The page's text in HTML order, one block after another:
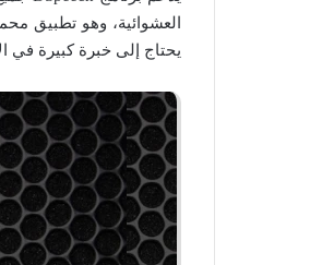
العشوائية، وهو تطبيق
يحتاج إلى خبرة كبيرة في